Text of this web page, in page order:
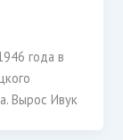
года в
Вырос Ивук